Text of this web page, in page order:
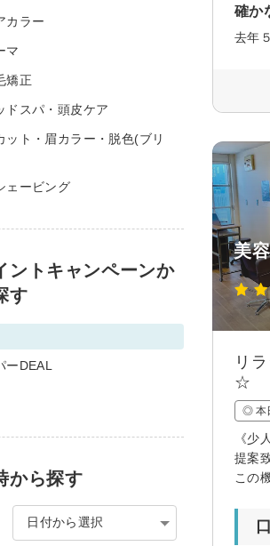
確か
美
リ
☆
◎ 本
《少
提案
この
カラー
マ
矯正
ドスパ・頭皮ケア
ット・眉カラー・脱色(ブリ
ェービング
ントキャンペーンか
す
ーDEAL
から探す
日付から選択